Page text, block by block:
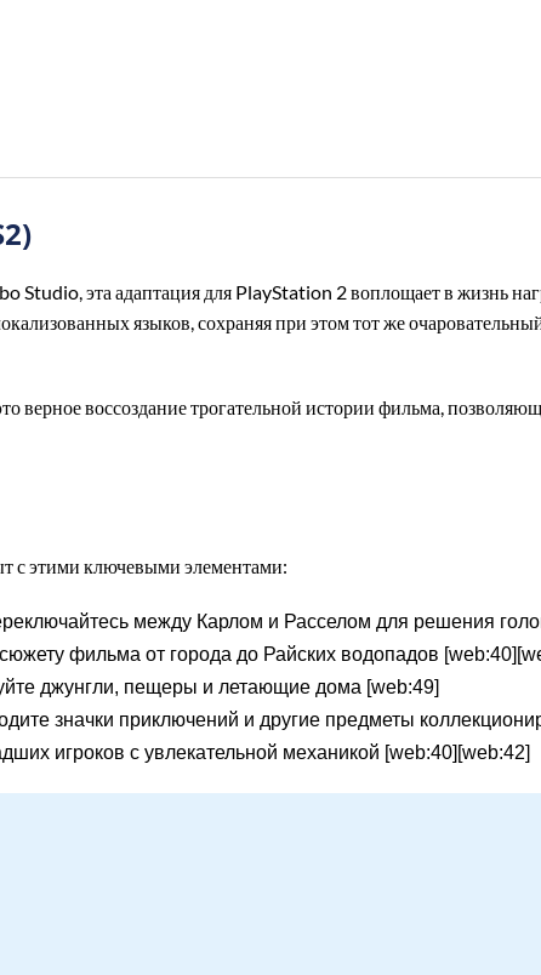
Studio, эта адаптация для PlayStation 2 воплощает в жизнь
языков, сохраняя при этом тот же
верное воссоздание трогательной истории фильма,
с этими ключевыми элементами:
между Карлом и Расселом для решения
фильма от города до Райских водопадов
джунгли, пещеры и летающие дома [web:49]
значки приключений и другие предметы
игроков с увлекательной механикой [web:40][web:42]